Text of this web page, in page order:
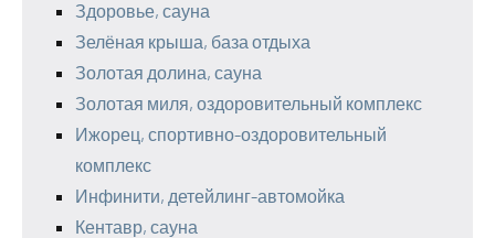
Здоровье, сауна
Зелёная крыша, база отдыха
Золотая долина, сауна
Золотая миля, оздоровительный комплекс
Ижорец, спортивно-оздоровительный
комплекс
Инфинити, детейлинг-автомойка
Кентавр, сауна